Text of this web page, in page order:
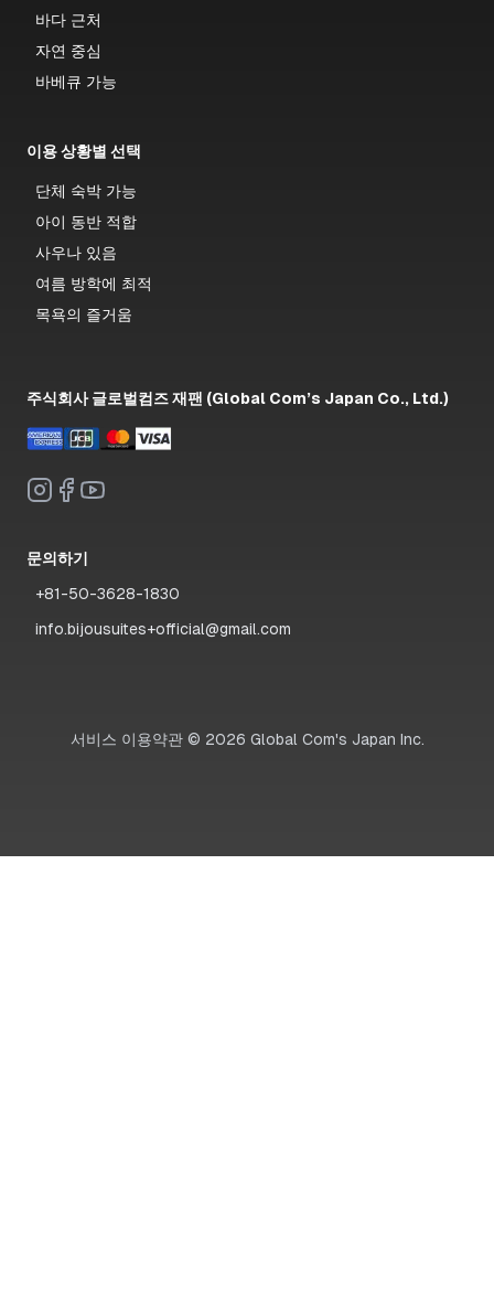
바다 근처
자연 중심
바베큐 가능
이용 상황별 선택
단체 숙박 가능
아이 동반 적합
사우나 있음
여름 방학에 최적
목욕의 즐거움
주식회사 글로벌컴즈 재팬 (Global Com’s Japan Co., Ltd.)
문의하기
+81-50-3628-1830
info.bijousuites+official@gmail.com
서비스 이용약관© 2026 Global Com's Japan Inc.